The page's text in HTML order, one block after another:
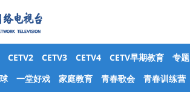
CETV2 CETV3 CETV4 CETV早期教育
专题
一堂好戏 家庭教育 青春歌会 青春训练营